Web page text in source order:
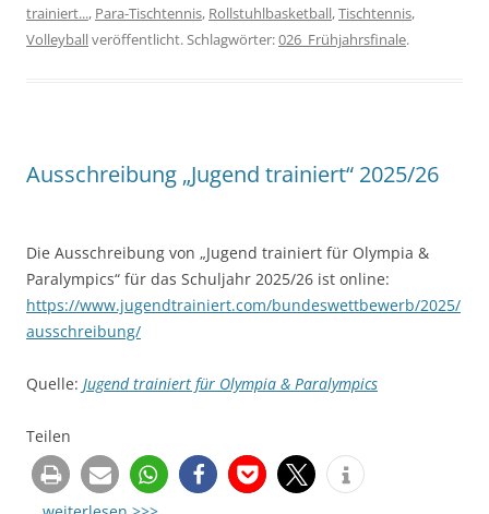
trainiert..., Para-Tischtennis, Rollstuhlbasketball,Tischtennis,
Volleyballveröffentlicht. Schlagwörter:026_Frühjahrsfinale.
Ausschreibung „Jugend trainiert“ 2025/26
Die Ausschreibung von „Jugend trainiert für Olympia &
Paralympics“ für das Schuljahr 2025/26 ist online:
https://www.jugendtrainiert.com/bundeswettbewerb/2025/
ausschreibung/
Quelle: Jugend trainiert für Olympia & Paralympics
Teilen